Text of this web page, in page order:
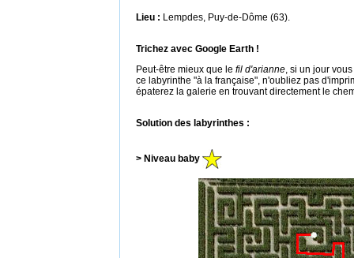
Lieu : Lempdes, Puy-de-Dôme (63).
Trichez avec Google Earth !
Peut-être mieux que le fil d'arianne, si un jour
ce labyrinthe "à la française", n'oubliez pas
épaterez la galerie en trouvant directement le
Solution des labyrinthes :
> Niveau baby